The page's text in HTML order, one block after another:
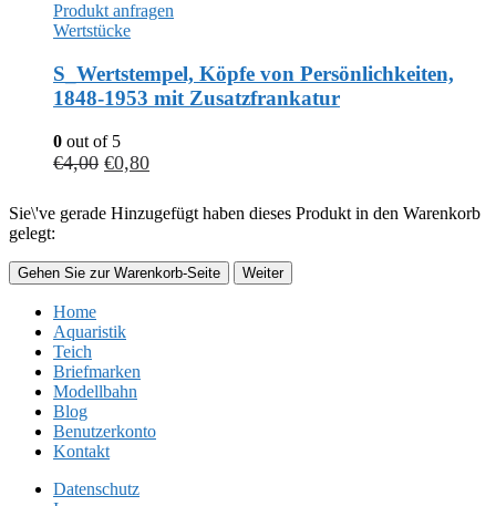
Produkt anfragen
Wertstücke
S_Wertstempel, Köpfe von Persönlichkeiten,
1848-1953 mit Zusatzfrankatur
0 out of 5
€4,00 €0,80
Sie\'ve gerade Hinzugefügt haben dieses Produkt in den Warenkorb
gelegt:
Gehen Sie zur Warenkorb-Seite Weiter
Home
Aquaristik
Teich
Briefmarken
Modellbahn
Blog
Benutzerkonto
Kontakt
Datenschutz